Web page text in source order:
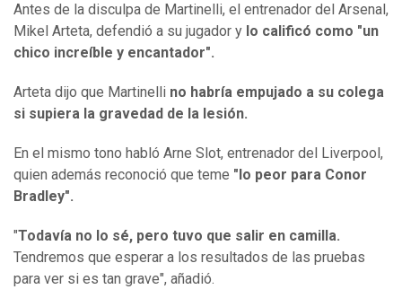
Antes de la disculpa de Martinelli, el entrenador del Arsenal,
Mikel Arteta, defendió a su jugador y lo calificó como "un
chico increíble y encantador".
Arteta dijo que Martinelli no habría empujado a su colega
si supiera la gravedad de la lesión.
En el mismo tono habló Arne Slot, entrenador del Liverpool,
quien además reconoció que teme "lo peor para Conor
Bradley".
"Todavía no lo sé, pero tuvo que salir en camilla.
Tendremos que esperar a los resultados de las pruebas
para ver si es tan grave", añadió.